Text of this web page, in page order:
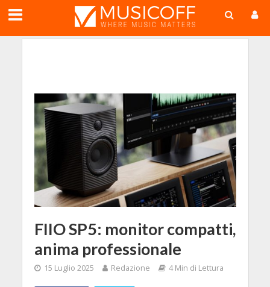
FIIO SP5: monitor compatti,
anima professionale
15 Luglio 2025 Redazione 4 Min di Lettura